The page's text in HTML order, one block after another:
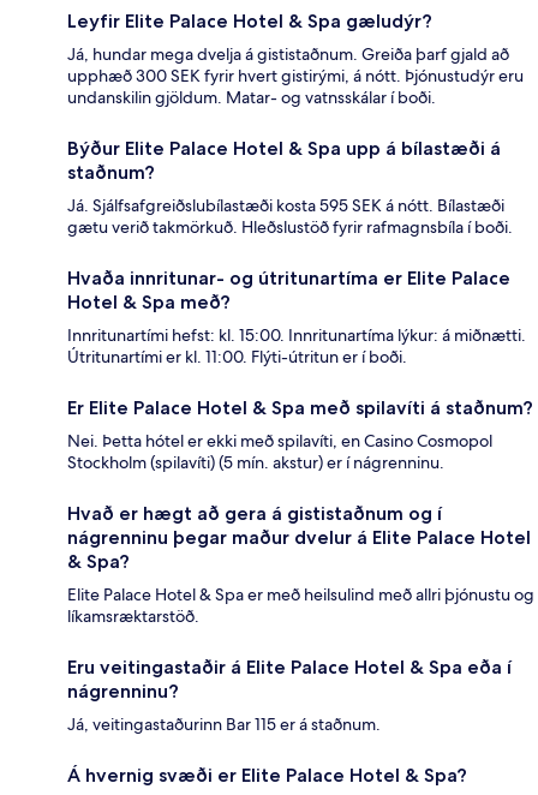
Leyfir Elite Palace Hotel & Spa gæludýr?
Já, hundar mega dvelja á gististaðnum. Greiða þarf gjald að
upphæð 300 SEK fyrir hvert gistirými, á nótt. Þjónustudýr eru
undanskilin gjöldum. Matar- og vatnsskálar í boði.
Býður Elite Palace Hotel & Spa upp á bílastæði á
staðnum?
Já. Sjálfsafgreiðslubílastæði kosta 595 SEK á nótt. Bílastæði
gætu verið takmörkuð. Hleðslustöð fyrir rafmagnsbíla í boði.
Hvaða innritunar- og útritunartíma er Elite Palace
Hotel & Spa með?
Innritunartími hefst: kl. 15:00. Innritunartíma lýkur: á miðnætti.
Útritunartími er kl. 11:00. Flýti-útritun er í boði.
Er Elite Palace Hotel & Spa með spilavíti á staðnum?
Nei. Þetta hótel er ekki með spilavíti, en Casino Cosmopol
Stockholm (spilavíti) (5 mín. akstur) er í nágrenninu.
Hvað er hægt að gera á gististaðnum og í
nágrenninu þegar maður dvelur á Elite Palace Hotel
& Spa?
Elite Palace Hotel & Spa er með heilsulind með allri þjónustu og
líkamsræktarstöð.
Eru veitingastaðir á Elite Palace Hotel & Spa eða í
nágrenninu?
Já, veitingastaðurinn Bar 115 er á staðnum.
Á hvernig svæði er Elite Palace Hotel & Spa?